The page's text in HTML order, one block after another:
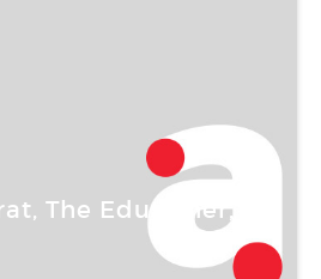
2003
The Edutainer,